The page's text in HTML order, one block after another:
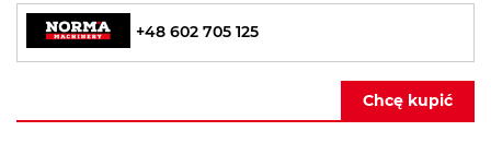
+48 602 705 125
Chcę kupić